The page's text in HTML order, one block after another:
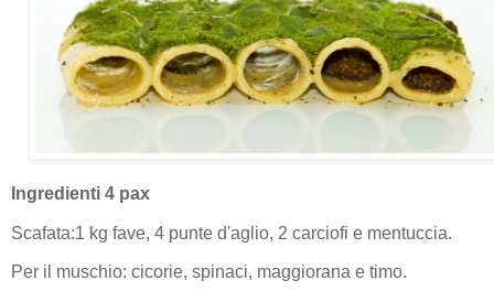
Ingredienti 4 pax
Scafata:1 kg fave, 4 punte d'aglio, 2 carciofi e mentuccia.
Per il muschio: cicorie, spinaci, maggiorana e timo.